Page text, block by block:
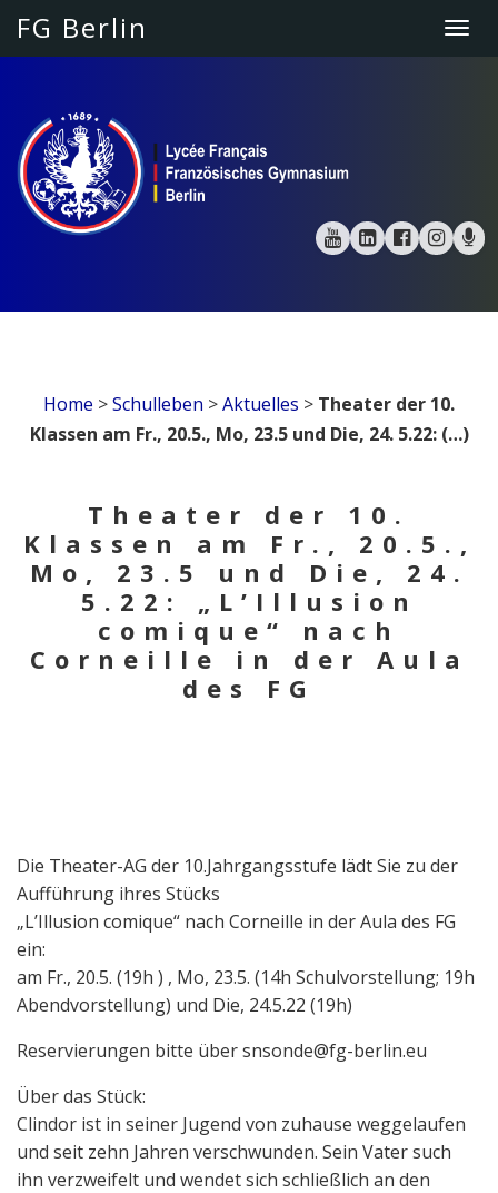
FG Berlin
Home >Schulleben >Aktuelles > Theater der 10.
Klassen am Fr., 20.5., Mo, 23.5 und Die, 24. 5.22: (…)
Theater der 10.
Klassen am Fr., 20.5.,
Mo, 23.5 und Die, 24.
5.22: „L’Illusion
comique“ nach
Corneille in der Aula
des FG
Die Theater-AG der 10.Jahrgangsstufe lädt Sie zu der
Aufführung ihres Stücks
„L’Illusion comique“ nach Corneille in der Aula des FG
ein:
am Fr., 20.5. (19h ) , Mo, 23.5. (14h Schulvorstellung; 19h
Abendvorstellung) und Die, 24.5.22 (19h)
Reservierungen bitte über snsonde@fg-berlin.eu
Über das Stück:
Clindor ist in seiner Jugend von zuhause weggelaufen
und seit zehn Jahren verschwunden. Sein Vater such
ihn verzweifelt und wendet sich schließlich an den